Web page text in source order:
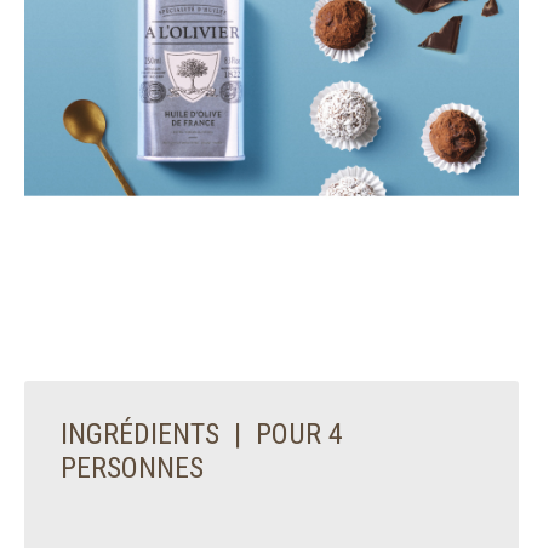
INGRÉDIENTS | POUR 4
PERSONNES